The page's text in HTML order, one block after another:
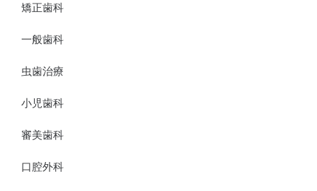
矯正歯科
一般歯科
虫歯治療
小児歯科
審美歯科
口腔外科